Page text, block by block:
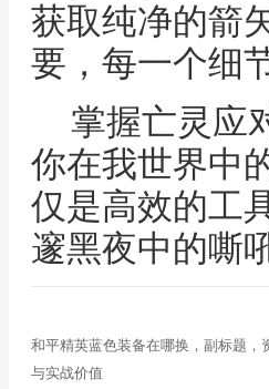
获取纯净的箭
要，每一个细
掌握亡灵应
你在我世界中
仅是高效的工
邃黑夜中的嘶
和平精英蓝色装备在哪换，副标题，
与实战价值